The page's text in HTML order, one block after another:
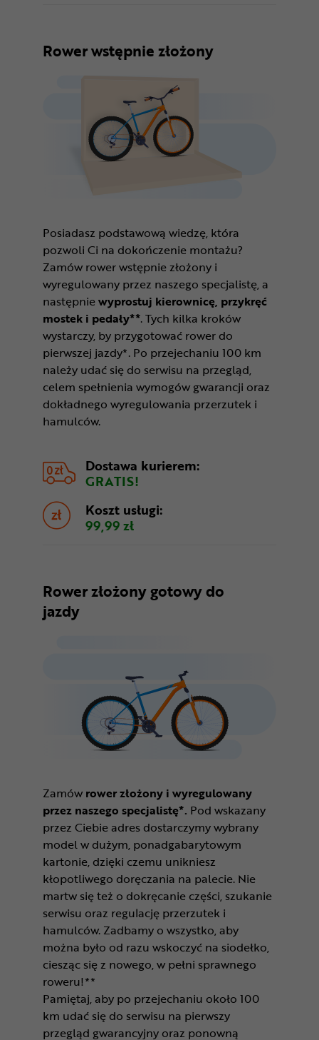
Rower wstępnie złożony
Posiadasz podstawową wiedzę, która
pozwoli Ci na dokończenie montażu?
Zamów rower wstępnie złożony i
wyregulowany przez naszego specjalistę, a
następniewyprostuj kierownicę, przykręć
mostek i pedały**. Tych kilka kroków
wystarczy, by przygotować rower do
pierwszej jazdy*. Po przejechaniu 100 km
należy udać się do serwisu na przegląd,
celem spełnienia wymogów gwarancji oraz
dokładnego wyregulowania przerzutek i
hamulców.
Dostawa kurierem:
GRATIS!
Koszt usługi:
99,99 zł
Rower złożony gotowy do
jazdy
Zamów rower złożony i wyregulowany
przez naszego specjalistę*. Pod wskazany
przez Ciebie adres dostarczymy wybrany
model w dużym, ponadgabarytowym
kartonie, dzięki czemu unikniesz
kłopotliwego doręczania na palecie. Nie
martw się też o dokręcanie części, szukanie
serwisu oraz regulację przerzutek i
hamulców. Zadbamy o wszystko, aby
można było od razu wskoczyć na siodełko,
ciesząc się z nowego, w pełni sprawnego
roweru!**
Pamiętaj, aby po przejechaniu około 100
km udać się do serwisu na pierwszy
przegląd gwarancyjny oraz ponowną